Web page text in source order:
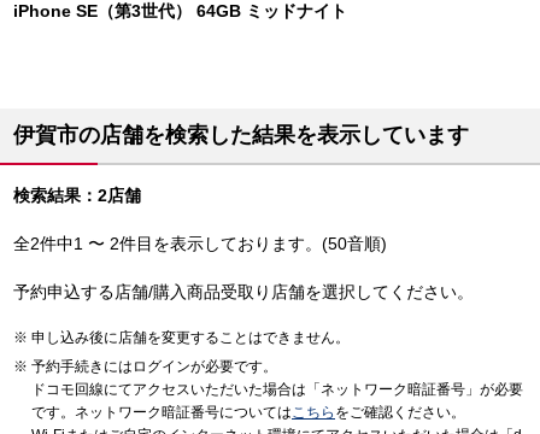
iPhone SE（第3世代） 64GB ミッドナイト
伊賀市の店舗を検索した結果を表示しています
検索結果：2店舗
全2件中1 〜 2件目を表示しております。(50音順)
予約申込する店舗/購入商品受取り店舗を選択してください。
申し込み後に店舗を変更することはできません。
予約手続きにはログインが必要です。
ドコモ回線にてアクセスいただいた場合は「ネットワーク暗証番号」が必要
です。ネットワーク暗証番号についてはこちら をご確認ください。